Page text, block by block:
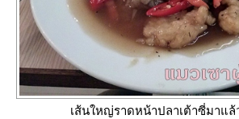
เส้นใหญ่ราดหน้าปลาเต้าซี่มาแล้